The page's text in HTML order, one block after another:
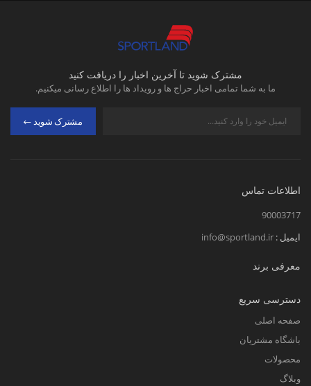
مشترک شوید تا آخرین اخبار را دریافت کنید
ما به شما تمامی اخبار حراج ها و رویداد ها را اطلاع رسانی میکنیم.
مشترک شوید
اطلاعات تماس
90003717
ایمیل : info@sportland.ir
معرفی برند
دسترسی سریع
صفحه اصلی
باشگاه مشتریان
محصولات
وبلاگ